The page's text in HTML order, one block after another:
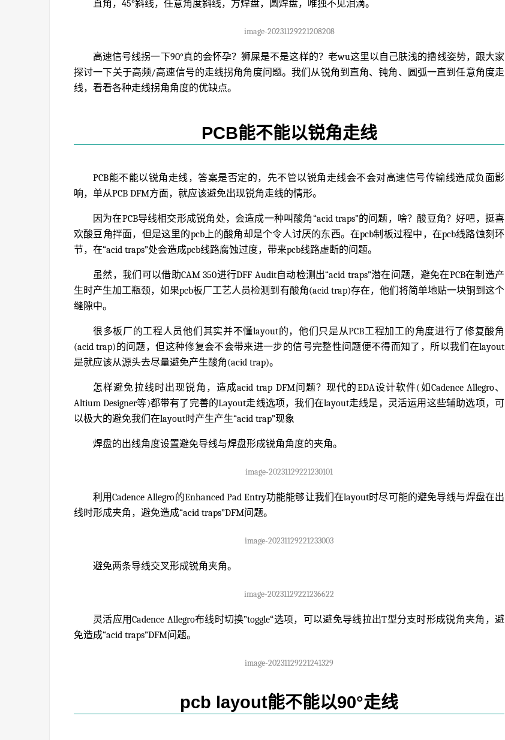
直角，45°斜线，任意角度斜线，方焊盘，圆焊盘，唯独不见泪滴。
image-20231129221208208
高速信号线拐一下90°真的会怀孕？狮屎是不是这样的？老wu这里以自己肤浅的撸线姿势，跟大家
探讨一下关于高频/高速信号的走线拐角角度问题。我们从锐角到直角、钝角、圆弧一直到任意角度走
线，看看各种走线拐角角度的优缺点。
PCB能不能以锐角走线
PCB能不能以锐角走线，答案是否定的，先不管以锐角走线会不会对高速信号传输线造成负面影
响，单从PCB DFM方面，就应该避免出现锐角走线的情形。
因为在PCB导线相交形成锐角处，会造成一种叫酸角“acid traps”的问题，啥？酸豆角？好吧，挺喜
欢酸豆角拌面，但是这里的pcb上的酸角却是个令人讨厌的东西。在pcb制板过程中，在pcb线路蚀刻环
节，在“acid traps”处会造成pcb线路腐蚀过度，带来pcb线路虚断的问题。
虽然，我们可以借助CAM 350进行DFF Audit自动检测出“acid traps”潜在问题，避免在PCB在制造产
生时产生加工瓶颈，如果pcb板厂工艺人员检测到有酸角(acid trap)存在，他们将简单地贴一块铜到这个
缝隙中。
很多板厂的工程人员他们其实并不懂layout的，他们只是从PCB工程加工的角度进行了修复酸角
(acid trap)的问题，但这种修复会不会带来进一步的信号完整性问题便不得而知了，所以我们在layout
是就应该从源头去尽量避免产生酸角(acid trap)。
怎样避免拉线时出现锐角，造成acid trap DFM问题？现代的EDA设计软件(如Cadence Allegro、
Altium Designer等)都带有了完善的Layout走线选项，我们在layout走线是，灵活运用这些辅助选项，可
以极大的避免我们在layout时产生产生“acid trap”现象
焊盘的出线角度设置避免导线与焊盘形成锐角角度的夹角。
image-20231129221230101
利用Cadence Allegro的Enhanced Pad Entry功能能够让我们在layout时尽可能的避免导线与焊盘在出
线时形成夹角，避免造成“acid traps”DFM问题。
image-20231129221233003
避免两条导线交叉形成锐角夹角。
image-20231129221236622
灵活应用Cadence Allegro布线时切换”toggle“选项，可以避免导线拉出T型分支时形成锐角夹角，避
免造成“acid traps”DFM问题。
image-20231129221241329
pcb layout能不能以90°走线